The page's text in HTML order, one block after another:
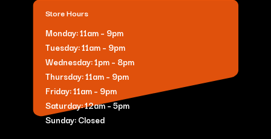
Store Hours
Monday: 11am – 9pm
Tuesday: 11am – 9pm
Wednesday: 1pm – 8pm
Thursday: 11am – 9pm
Friday: 11am – 9pm
Saturday: 12am – 5pm
Sunday: Closed